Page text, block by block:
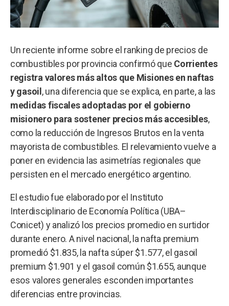
Un reciente informe sobre el ranking de precios de
combustibles por provincia confirmó que Corrientes
registra valores más altos que Misiones en naftas
y gasoil , una diferencia que se explica, en parte, a las
medidas fiscales adoptadas por el gobierno
misionero para sostener precios más accesibles,
como la reducción de Ingresos Brutos en la venta
mayorista de combustibles. El relevamiento vuelve a
poner en evidencia las asimetrías regionales que
persisten en el mercado energético argentino.
El estudio fue elaborado por el Instituto
Interdisciplinario de Economía Política (UBA–
Conicet) y analizó los precios promedio en surtidor
durante enero. A nivel nacional, la nafta premium
promedió $1.835, la nafta súper $1.577, el gasoil
premium $1.901 y el gasoil común $1.655, aunque
esos valores generales esconden importantes
diferencias entre provincias.